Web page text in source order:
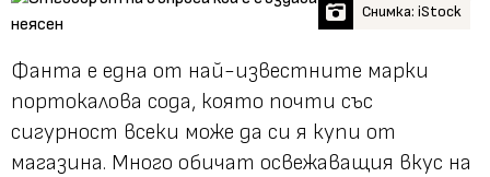
Снимка: iStock
Фанта е една от най-известните марки
портокалова сода, която почти със
сигурност всеки може да си я купи от
магазина. Много обичат освежаващия вкус на